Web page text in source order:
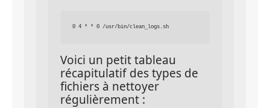
Voici un petit tableau
récapitulatif des types de
fichiers à nettoyer
régulièrement :